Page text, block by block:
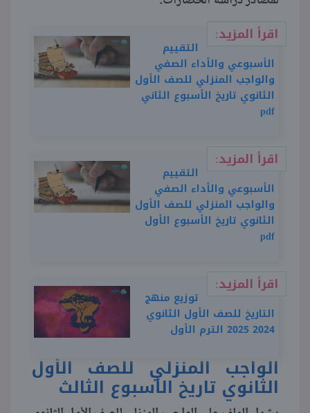
اقرأ المزيد:
التقييم
الأسبوعي والأداء الصفي
والواجب المنزلي للصف الأول
الثانوي تاريخ الأسبوع الثاني
pdf
اقرأ المزيد:
التقييم
الأسبوعي والأداء الصفي
والواجب المنزلي للصف الأول
الثانوي تاريخ الأسبوع الأول
pdf
اقرأ المزيد:
توزيع منهج
التاريخ للصف الأول الثانوي
2024 2025 الترم الأول
الواجب المنزلي للصف الأول
الثانوي تاريخ الأسبوع الثالث